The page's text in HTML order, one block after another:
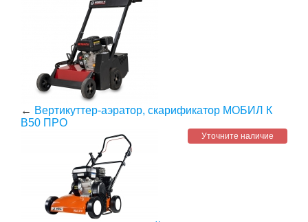
← Вертикуттер-аэратор, скарификатор МОБИЛ К
В50 ПРО
Уточните наличие